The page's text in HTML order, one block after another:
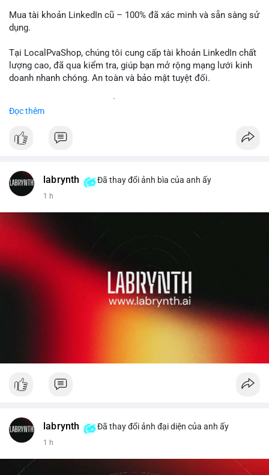
Mua tài khoản LinkedIn cũ – 100% đã xác minh và sẵn sàng sử
dụng.
Tại LocalPvaShop, chúng tôi cung cấp tài khoản LinkedIn chất
lượng cao, đã qua kiểm tra, giúp bạn mở rộng mạng lưới kinh
doanh nhanh chóng. An toàn và bảo mật tuyệt đối.
✅ Phản hồi trong 24 giờ
✅ Email: localpvashop@gmail.com
Đọc thêm
labrynth Đã thay đổi ảnh bìa của anh ấy
1 h
labrynth Đã thay đổi ảnh đại diện của anh ấy
1 h